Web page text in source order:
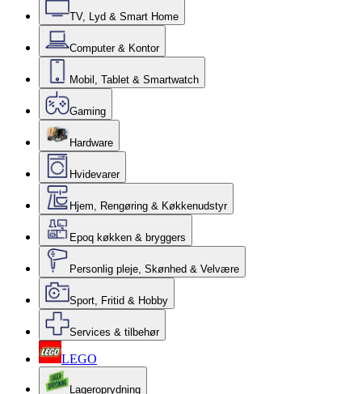
TV, Lyd & Smart Home
Computer & Kontor
Mobil, Tablet & Smartwatch
Gaming
Hardware
Hvidevarer
Hjem, Rengøring & Køkkenudstyr
Epoq køkken & bryggers
Personlig pleje, Skønhed & Velvære
Sport, Fritid & Hobby
Services & tilbehør
LEGO
Lageroprydning